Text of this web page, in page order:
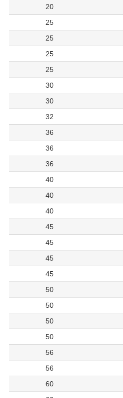
20
25
25
25
25
30
30
32
36
36
36
40
40
40
45
45
45
45
50
50
50
50
56
56
60